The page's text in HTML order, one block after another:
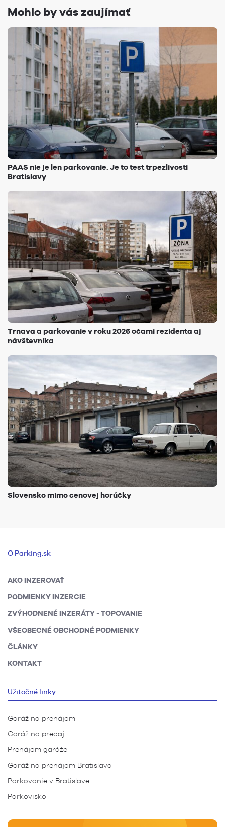
Mohlo by vás zaujímať
PAAS nie je len parkovanie. Je to test trpezlivosti
Bratislavy
Trnava a parkovanie v roku 2026 očami rezidenta aj
návštevníka
Slovensko mimo cenovej horúčky
O Parking.sk
AKO INZEROVAŤ
PODMIENKY INZERCIE
ZVÝHODNENÉ INZERÁTY - TOPOVANIE
VŠEOBECNÉ OBCHODNÉ PODMIENKY
ČLÁNKY
KONTAKT
Užitočné linky
Garáž na prenájom
Garáž na predaj
Prenájom garáže
Garáž na prenájom Bratislava
Parkovanie v Bratislave
Parkovisko